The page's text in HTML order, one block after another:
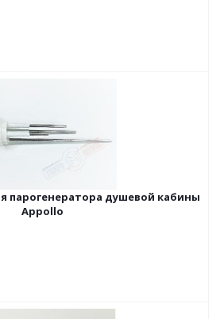
парогенератора душевой кабины
Appollo